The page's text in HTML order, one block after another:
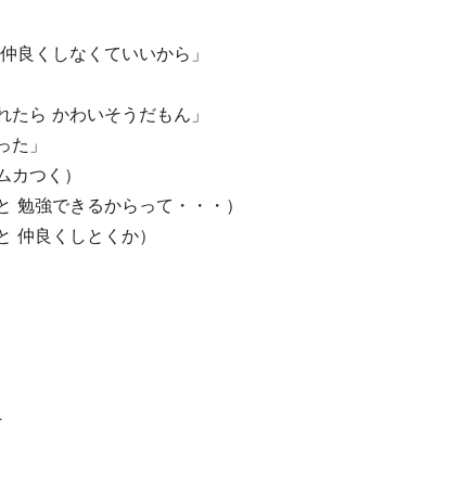
良くしなくていいから」
ら かわいそうだもん」
」
つく）
勉強できるからって・・・）
仲良くしとくか）